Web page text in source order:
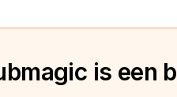
is een